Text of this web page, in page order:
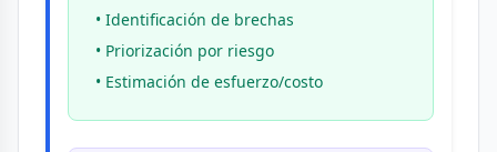
• Identificación de brechas
• Priorización por riesgo
• Estimación de esfuerzo/costo